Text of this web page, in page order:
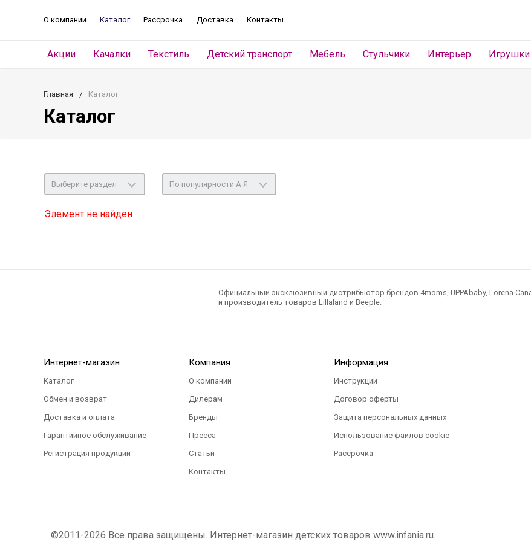
О компании Каталог Рассрочка Доставка Контакты
Акции Качалки Текстиль Детский транспорт Мебель Стульчики Интерьер Игрушки
Главная Каталог
Каталог
Выберите раздел По популярности А Я
Элемент не найден
Официальный эксклюзивный дистрибьютор брендов 4moms, UPPAbaby, Lorena
и производитель товаров Lillaland и Beeple.
Интернет-магазин
Каталог
Обмен и возврат
Доставка и оплата
Гарантийное обслуживание
Регистрация продукции
Компания
О компании
Дилерам
Бренды
Пресса
Статьи
Контакты
Информация
Инструкции
Договор оферты
Защита персональных данных
Использование файлов cookie
Рассрочка
©2011-2026 Все права защищены. Интернет-магазин детских товаров www.infania.ru.